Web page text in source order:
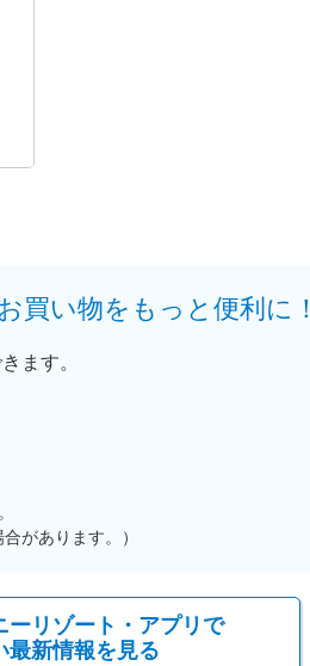
買い物をもっと便利に！
ます。
があります。）
ーリゾート・アプリで
最新情報を見る